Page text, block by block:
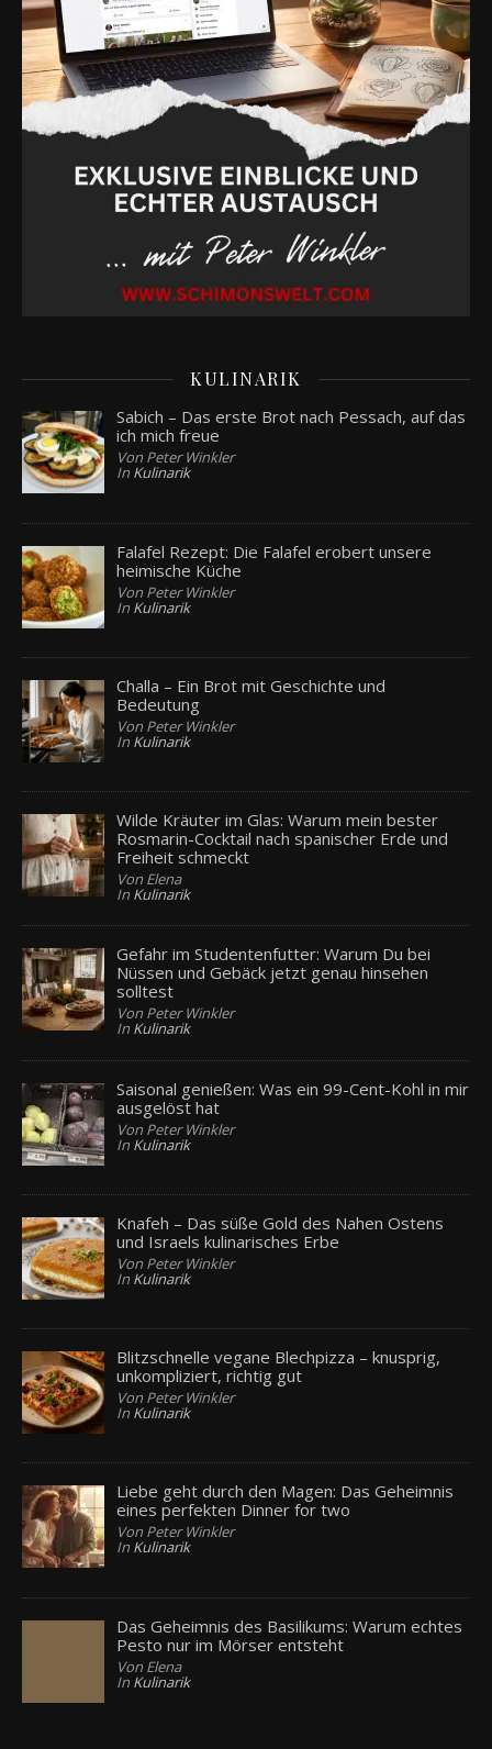
KULINARIK
Sabich – Das erste Brot nach Pessach, auf das
ich mich freue
Von Peter Winkler
In Kulinarik
Falafel Rezept: Die Falafel erobert unsere
heimische Küche
Von Peter Winkler
In Kulinarik
Challa – Ein Brot mit Geschichte und
Bedeutung
Von Peter Winkler
In Kulinarik
Wilde Kräuter im Glas: Warum mein bester
Rosmarin-Cocktail nach spanischer Erde und
Freiheit schmeckt
Von Elena
In Kulinarik
Gefahr im Studentenfutter: Warum Du bei
Nüssen und Gebäck jetzt genau hinsehen
solltest
Von Peter Winkler
In Kulinarik
Saisonal genießen: Was ein 99-Cent-Kohl in mir
ausgelöst hat
Von Peter Winkler
In Kulinarik
Knafeh – Das süße Gold des Nahen Ostens
und Israels kulinarisches Erbe
Von Peter Winkler
In Kulinarik
Blitzschnelle vegane Blechpizza – knusprig,
unkompliziert, richtig gut
Von Peter Winkler
In Kulinarik
Liebe geht durch den Magen: Das Geheimnis
eines perfekten Dinner for two
Von Peter Winkler
In Kulinarik
Das Geheimnis des Basilikums: Warum echtes
Pesto nur im Mörser entsteht
Von Elena
In Kulinarik